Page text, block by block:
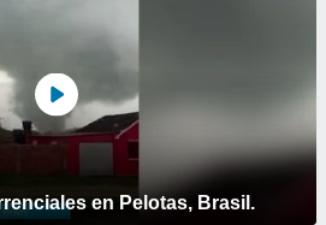
en Pelotas, Brasil.